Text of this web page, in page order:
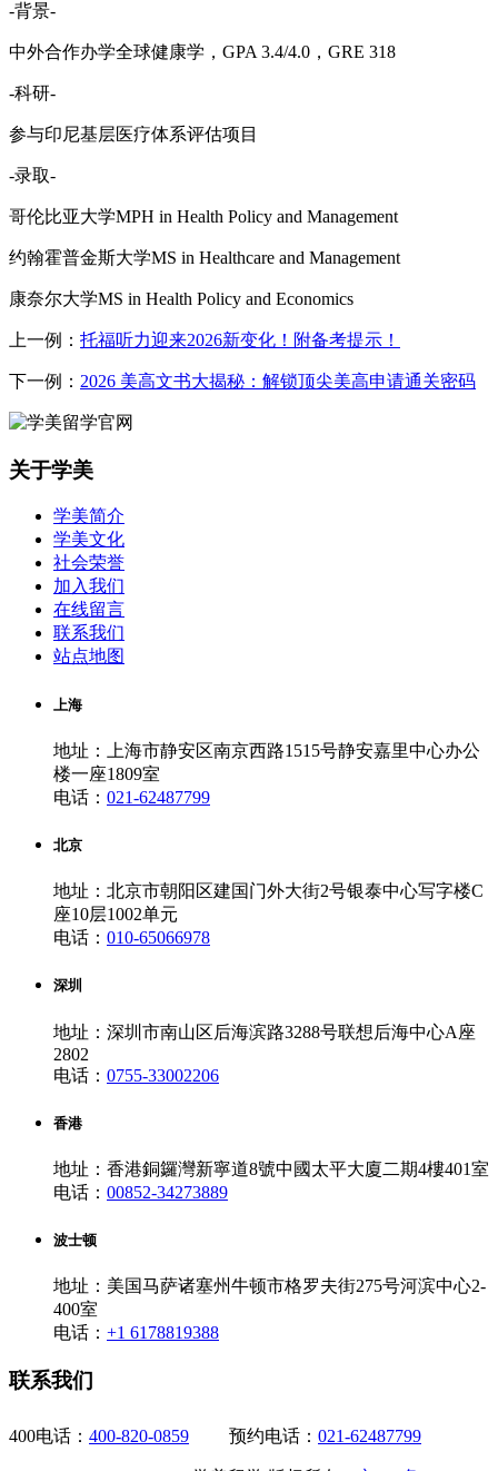
-背景-
中外合作办学全球健康学，GPA 3.4/4.0，GRE 318
-科研-
参与印尼基层医疗体系评估项目
-录取-
哥伦比亚大学MPH in Health Policy and Management
约翰霍普金斯大学MS in Healthcare and Management
康奈尔大学MS in Health Policy and Economics
上一例： 托福听力迎来2026新变化！附备考提示！
下一例： 2026 美高文书大揭秘：解锁顶尖美高申请通关密码
关于学美
学美简介
学美文化
社会荣誉
加入我们
在线留言
联系我们
站点地图
上海
地址：上海市静安区南京西路1515号静安嘉里中心办公
楼一座1809室
电话： 021-62487799
北京
地址：北京市朝阳区建国门外大街2号银泰中心写字楼C
座10层1002单元
电话： 010-65066978
深圳
地址：深圳市南山区后海滨路3288号联想后海中心A座
2802
电话： 0755-33002206
香港
地址：香港銅鑼灣新寧道8號中國太平大廈二期4樓401室
电话： 00852-34273889
波士顿
地址：美国马萨诸塞州牛顿市格罗夫街275号河滨中心2-
400室
电话： +1 6178819388
联系我们
400电话： 400-820-0859 预约电话： 021-62487799